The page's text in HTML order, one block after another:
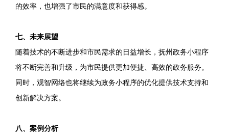
的效率，也增强了市民的满意度和获得感。
七、未来展望
随着技术的不断进步和市民需求的日益增长，抚州政务小程序
将不断完善和升级，为市民提供更加便捷、高效的政务服务。
同时，观智网络也将继续为政务小程序的优化提供技术支持和
创新解决方案。
八、案例分析